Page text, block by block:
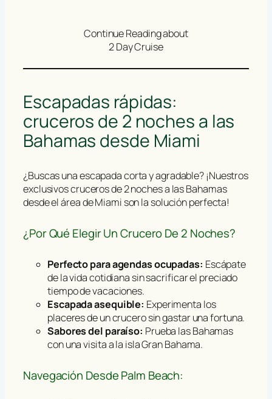
Continue Reading about
2 Day Cruise
Escapadas rápidas:
cruceros de 2 noches a las
Bahamas desde Miami
¿Buscas una escapada corta y agradable? ¡Nuestros
exclusivos cruceros de 2 noches a las Bahamas
desde el área de Miami son la solución perfecta!
¿Por Qué Elegir Un Crucero De 2 Noches?
Perfecto para agendas ocupadas: Escápate
de la vida cotidiana sin sacrificar el preciado
tiempo de vacaciones.
Escapada asequible: Experimenta los
placeres de un crucero sin gastar una fortuna.
Sabores del paraíso: Prueba las Bahamas
con una visita a la isla Gran Bahama.
Navegación Desde Palm Beach: